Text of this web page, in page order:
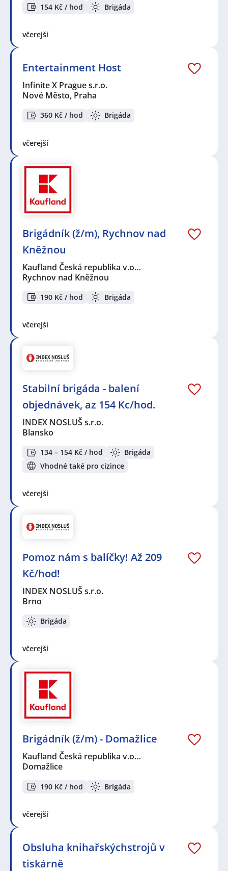
154 Kč / hod Brigáda
včerejší
Entertainment Host
Infinite X Prague s.r.o.
Nové Město, Praha
360 Kč / hod Brigáda
včerejší
Brigádník (ž/m), Rychnov nad
Kněžnou
Kaufland Česká republika v.o…
Rychnov nad Kněžnou
190 Kč / hod Brigáda
včerejší
Stabilní brigáda - balení
objednávek, az 154 Kc/hod.
INDEX NOSLUŠ s.r.o.
Blansko
134 – 154 Kč / hod
Brigáda
Vhodné také pro cizince
včerejší
Pomoz nám s balíčky! Až 209
Kč/hod!
INDEX NOSLUŠ s.r.o.
Brno
Brigáda
včerejší
Brigádník (ž/m) - Domažlice
Kaufland Česká republika v.o…
Domažlice
190 Kč / hod Brigáda
včerejší
Obsluha knihařskýchstrojů v
tiskárně